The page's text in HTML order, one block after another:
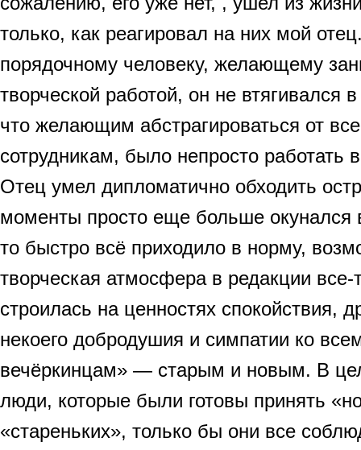
только, как реагировал на них мой
порядочному человеку, желающему
творческой работой, он не втягивался
что желающим абстрагироваться от
сотрудникам, было непросто работать
Отец умел дипломатично обходить
моменты просто еще больше окунался
то быстро всё приходило в норму,
творческая атмосфера в редакции
строилась на ценностях спокойствия,
некоего добродушия и симпатии ко
вечёркинцам» — старым и новым. В
люди, которые были готовы принять
«стареньких», только бы они все